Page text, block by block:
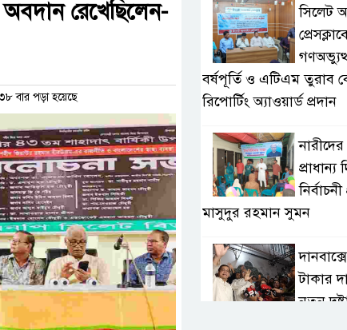
অবদান রেখেছিলেন-
বার পড়া হয়েছে
সিলেট
বর্ষপূর্তি ও এটিএম তুরাব
রিপোর্টিং অ্যাওয়ার্ড প্রদান
প্রাধান্য
মাসুদুর রহমান সুমন
টাকার
নতুন